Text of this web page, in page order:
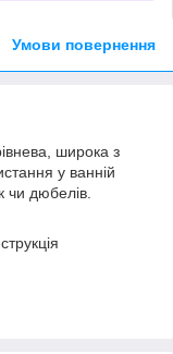
Умови повернення
широка з
у ванній
чи дюбелів.